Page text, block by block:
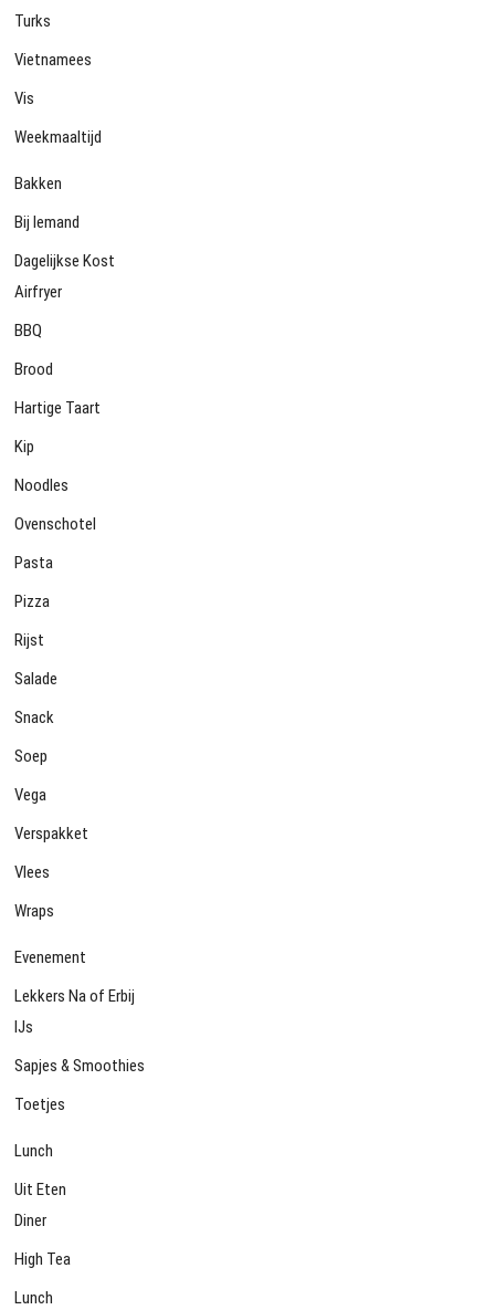
Turks
Vietnamees
Vis
Weekmaaltijd
Bakken
Bij Iemand
Dagelijkse Kost
Airfryer
BBQ
Brood
Hartige Taart
Kip
Noodles
Ovenschotel
Pasta
Pizza
Rijst
Salade
Snack
Soep
Vega
Verspakket
Vlees
Wraps
Evenement
Lekkers Na of Erbij
IJs
Sapjes & Smoothies
Toetjes
Lunch
Uit Eten
Diner
High Tea
Lunch